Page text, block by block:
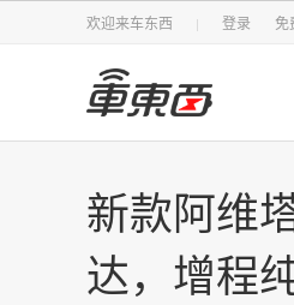
欢迎来车东西 登录 免
智东西
新款阿维
达，增程